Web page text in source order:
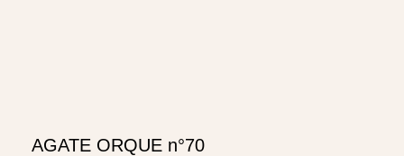
AGATE ORQUE n°70